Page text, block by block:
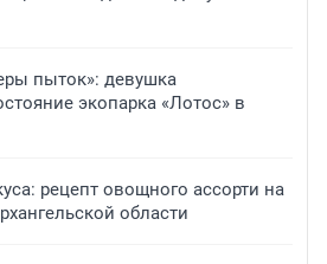
пыток»: девушка
экопарка «Лотос» в
рецепт овощного ассорти на
области